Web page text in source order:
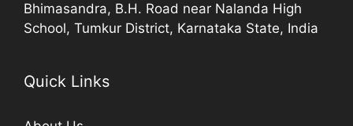
Bhimasandra, B.H. Road near Nalanda High
School, Tumkur District, Karnataka State, India
Quick Links